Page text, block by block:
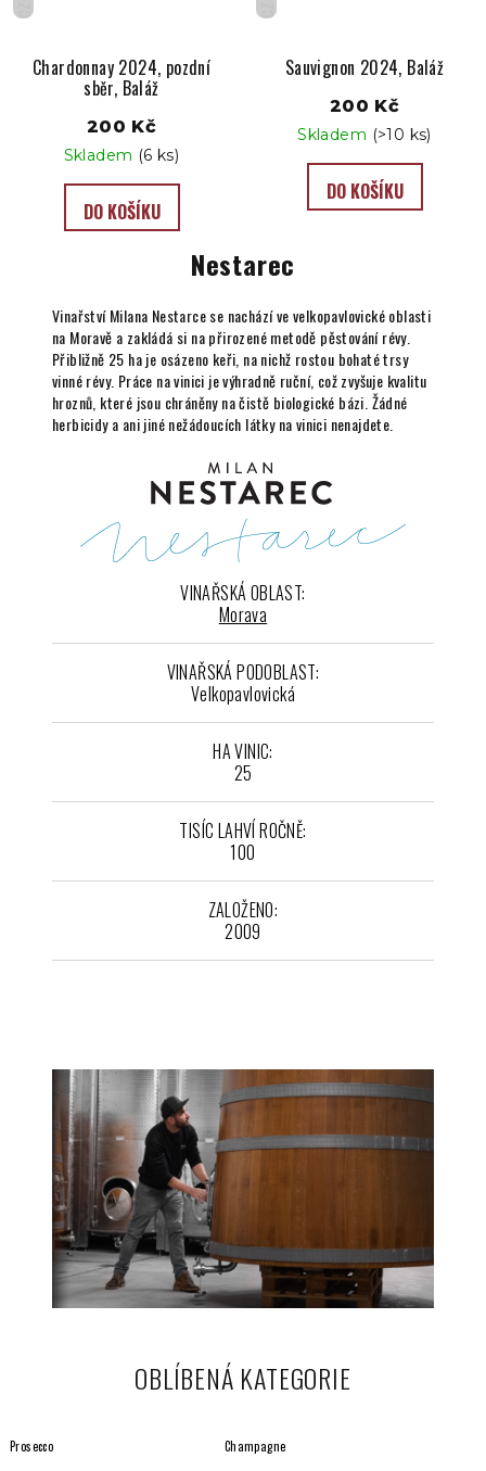
CZ
Chardonnay 2024, pozdní
sběr, Baláž
200 Kč
Skladem (6 ks)
DO KOŠÍKU
CZ
Sauvignon 2024, Baláž
200 Kč
Skladem (>10 ks)
DO KOŠÍKU
Nestarec
Vinařství Milana Nestarce se nachází ve velkopavlovické oblasti
na Moravě a zakládá si na přirozené metodě pěstování révy.
Přibližně 25 ha je osázeno keři, na nichž rostou bohaté trsy
vinné révy. Práce na vinici je výhradně ruční, což zvyšuje kvalitu
hroznů, které jsou chráněny na čistě biologické bázi. Žádné
herbicidy a ani jiné nežádoucích látky na vinici nenajdete.
VINAŘSKÁ OBLAST:
Morava
VINAŘSKÁ PODOBLAST:
Velkopavlovická
HA VINIC:
25
TISÍC LAHVÍ ROČNĚ:
100
ZALOŽENO:
2009
OBLÍBENÁ KATEGORIE
Prosecco Champagne